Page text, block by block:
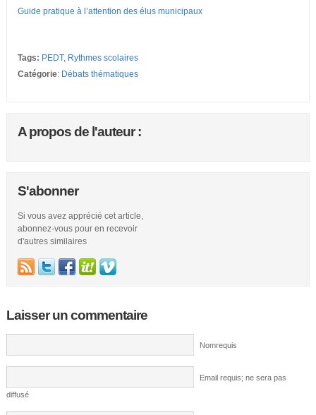
Guide pratique à l’attention des élus municipaux
Tags: PEDT, Rythmes scolaires
Catégorie: Débats thématiques
A propos de l'auteur :
S'abonner
Si vous avez apprécié cet article,
abonnez-vous pour en recevoir
d'autres similaires
Laisser un commentaire
Nomrequis
Email requis; ne sera pas
diffusé